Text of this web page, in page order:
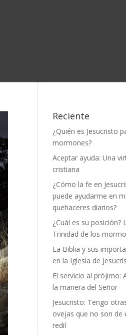
Reciente
¿Quién es Jesucristo
mormones?
Aceptar ayuda: Una
cristiana
¿Cómo la fe en
puede ayudarme en
quehaceres diarios?
¿Cuál es su posición?
Trinidad de los
La Biblia y sus
en la Iglesia de
El servicio al prójimo:
la manera del Señor
Jesucristo: Tengo
ovejas que no son de
redil